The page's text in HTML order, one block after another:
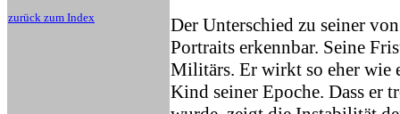
zurück zum Index
Der Unterschied zu seiner
Portraits erkennbar. Seine
Militärs. Er wirkt so eher
Kind seiner Epoche. Dass er